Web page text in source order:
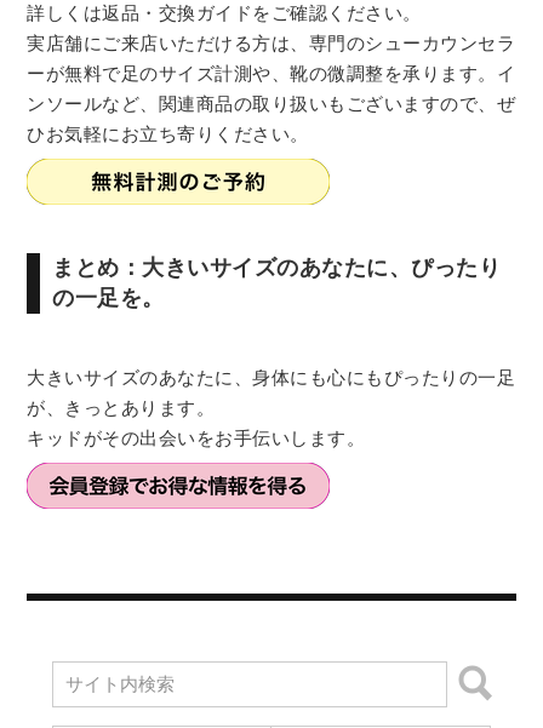
詳しくは返品・交換ガイドをご確認ください。
実店舗にご来店いただける方は、専門のシューカウンセラ
ーが無料で足のサイズ計測や、靴の微調整を承ります。イ
ンソールなど、関連商品の取り扱いもございますので、ぜ
ひお気軽にお立ち寄りください。
まとめ：大きいサイズのあなたに、ぴったり
の一足を。
大きいサイズのあなたに、身体にも心にもぴったりの一足
が、きっとあります。
キッドがその出会いをお手伝いします。